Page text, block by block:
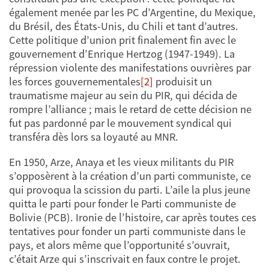
également menée par les PC d’Argentine, du Mexique,
du Brésil, des États-Unis, du Chili et tant d’autres.
Cette politique d’union prit finalement fin avec le
gouvernement d’Enrique Hertzog (1947-1949). La
répression violente des manifestations ouvrières par
les forces gouvernementales[2] produisit un
traumatisme majeur au sein du PIR, qui décida de
rompre l’alliance ; mais le retard de cette décision ne
fut pas pardonné par le mouvement syndical qui
transféra dès lors sa loyauté au MNR.
En 1950, Arze, Anaya et les vieux militants du PIR
s’opposèrent à la création d’un parti communiste, ce
qui provoqua la scission du parti. L’aile la plus jeune
quitta le parti pour fonder le Parti communiste de
Bolivie (PCB). Ironie de l’histoire, car après toutes ces
tentatives pour fonder un parti communiste dans le
pays, et alors même que l’opportunité s’ouvrait,
c’était Arze qui s’inscrivait en faux contre le projet.